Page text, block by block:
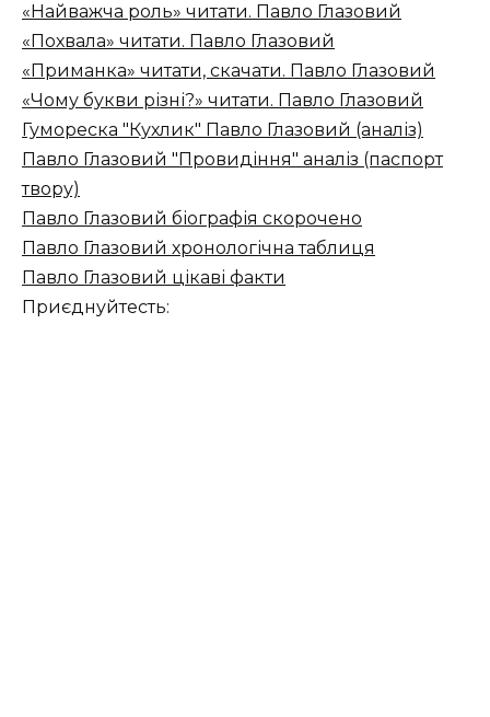
«Найважча роль» читати. Павло Глазовий
«Похвала» читати. Павло Глазовий
«Приманка» читати, скачати. Павло Глазовий
«Чому букви різні?» читати. Павло Глазовий
Гумореска "Кухлик" Павло Глазовий (аналіз)
Павло Глазовий "Провидіння" аналіз (паспорт
твору)
Павло Глазовий біографія скорочено
Павло Глазовий хронологічна таблиця
Павло Глазовий цікаві факти
Приєднуйтесть: